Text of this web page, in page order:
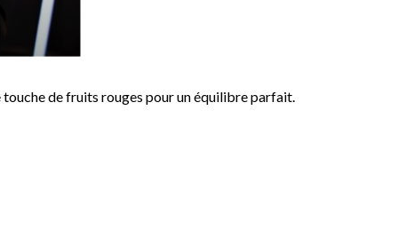
touche de fruits rouges pour un équilibre parfait.